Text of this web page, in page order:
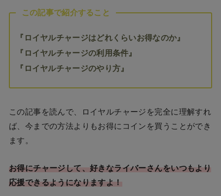
この記事で紹介すること
『ロイヤルチャージはどれくらいお得なのか』
『ロイヤルチャージの利用条件』
『ロイヤルチャージのやり方』
この記事を読んで、ロイヤルチャージを完全に理解すれ
ば、今までの方法よりもお得にコインを買うことができ
ます。
お得にチャージして、好きなライバーさんをいつもより
応援できるようになりますよ！